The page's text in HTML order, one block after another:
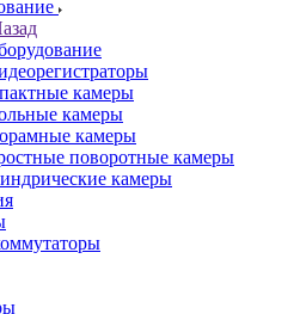
камеры
камеры
камеры
поворотные камеры
камеры